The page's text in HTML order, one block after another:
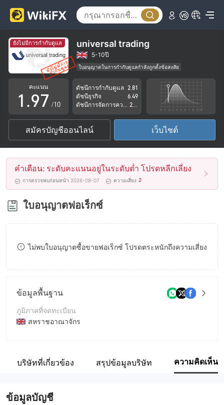
ยังไม่มีการกำกับดูแล universal trading
5-10ปี
ใบอนุญาตในการกำกับดูแลกำลังถูกตั้งข้อสงสัย
กลุ่มธุรกิจที่ต้องสงสัย
ระวังความเสี่ยงอันตรายที่อาจจะซ่อนอยู่
คะแนน
0
1
2
3
4
5
6
7
8
.
5
6
7
8
9
3
4
5
6
7
8
9
/10
ดัชนีการกำกับดูแล 2.81
ดัชนีธุรกิจ
6.49
สมัครบัญชีออนไลน์ เว็บไซต์
คำเตือน: ระดับคะแนนอยู่ในระดับต่ำ โปรดหลีกเลี่ยง
การตรวจพบก่อนหน้า 2026-08-07 ความเสี่ยง 2
ใบอนุญาตฟอเร็กซ์
ไม่พบใบอนุญาตซื้อขายฟอเร็กซ์ โปรดตระหนักถึงความเสี่ยง
ข้อมูลพื้นฐาน
ภูมิภาคที่จดทะเบียน
สหราชอาณาจักร
ชื่อบริษัท
บริษัทที่เกี่ยวข้อง สรุปข้อมูลบริษัท ความคิดเห็น
ข้อมูลบัญชี